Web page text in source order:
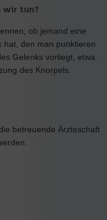
wir tun?
ob jemand eine
hat, den man punktieren
Gelenks vorliegt, etwa
des Knorpels.
betreuende Ärzteschaft